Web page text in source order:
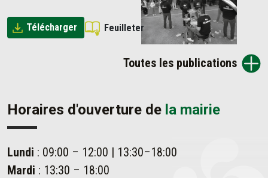
Télécharger Feuilleter
Toutes les publications
Horaires d'ouverture de la mairie
Lundi : 09:00 – 12:00 | 13:30–18:00
Mardi : 13:30 – 18:00